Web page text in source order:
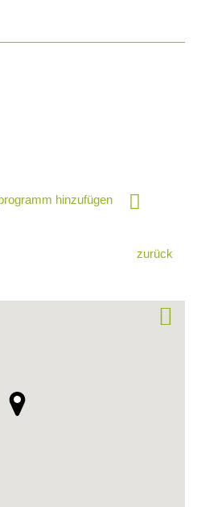
hinzufügen
zurück